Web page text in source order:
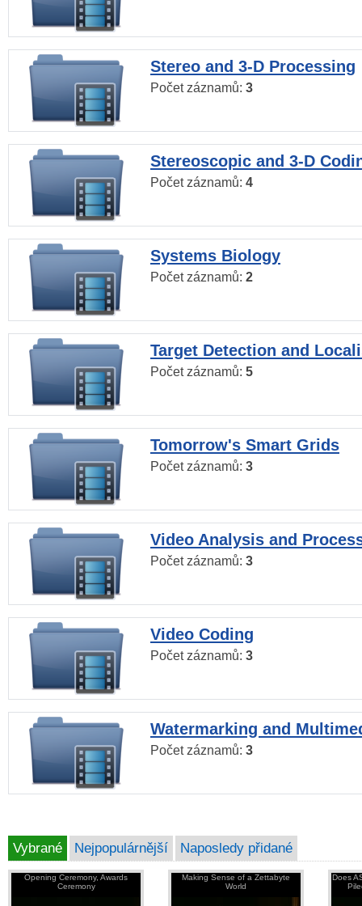
Stereo and 3-D Processing
Počet záznamů: 3
Stereoscopic and 3-D
Počet záznamů: 4
Systems Biology
Počet záznamů: 2
Target Detection and
Počet záznamů: 5
Tomorrow's Smart Grids
Počet záznamů: 3
Video Analysis and
Počet záznamů: 3
Video Coding
Počet záznamů: 3
Watermarking and
Počet záznamů: 3
Vybrané Nejpopulárnější Naposledy přidané
Opening Ceremony, Awards
Ceremony
Making Sense of a Zettabyte
World
Does